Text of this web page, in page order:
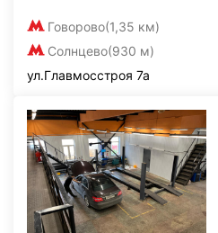
Говорово(1,35 км)
Солнцево(930 м)
ул.Главмосстроя 7а